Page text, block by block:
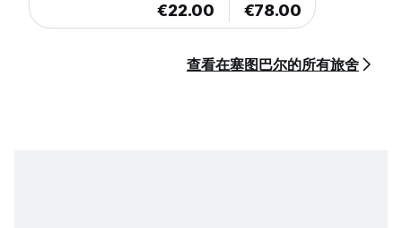
€22.00 €78.00
查看在塞图巴尔的所有旅舍